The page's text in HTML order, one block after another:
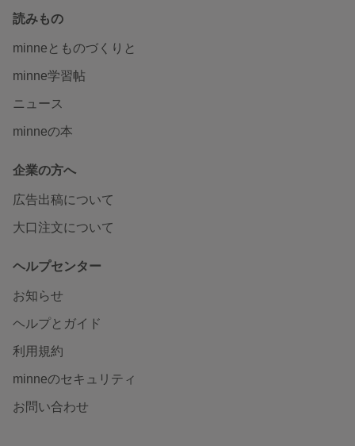
読みもの
minneとものづくりと
minne学習帖
ニュース
minneの本
企業の方へ
広告出稿について
大口注文について
ヘルプセンター
お知らせ
ヘルプとガイド
利用規約
minneのセキュリティ
お問い合わせ